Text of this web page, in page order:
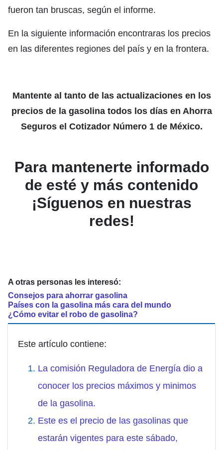
fueron tan bruscas, según el informe.
En la siguiente información encontraras los precios
en las diferentes regiones del país y en la frontera.
Mantente al tanto de las actualizaciones en los
precios de la gasolina todos los días en Ahorra
Seguros el Cotizador Número 1 de México.
Para mantenerte informado
de esté y más contenido
¡Síguenos en nuestras
redes!
A otras personas les interesó:
Consejos para ahorrar gasolina
Países con la gasolina más cara del mundo
¿Cómo evitar el robo de gasolina?
Este artículo contiene:
La comisión Reguladora de Energía dio a
conocer los precios máximos y minimos
de la gasolina.
Este es el precio de las gasolinas que
estarán vigentes para este sábado,